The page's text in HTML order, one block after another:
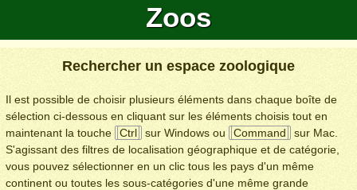
Zoos
Rechercher un espace zoologique
Il est possible de choisir plusieurs éléments dans chaque boîte de
sélection ci-dessous en cliquant sur les éléments choisis tout en
maintenant la touche
Ctrl sur Windows ou Command
sur Mac.
S'agissant des filtres de localisation géographique et de catégorie,
vous pouvez sélectionner en un clic tous les pays d'un même
continent ou toutes les sous-catégories d'une même grande